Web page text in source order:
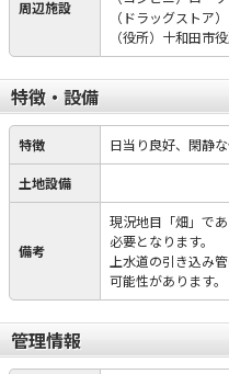
周辺施設
（ドラッグストア
（役所）十和田市
特徴・設備
特徴 日当り良好、閑静
土地設備
備考
現況地目「畑」で
必要となります。
上水道の引き込み
可能性があります。
管理情報